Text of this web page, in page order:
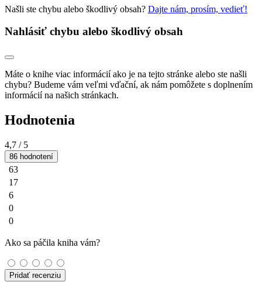
Našli ste chybu alebo škodlivý obsah? Dajte nám, prosím, vedieť!
Nahlásiť chybu alebo škodlivý obsah
Máte o knihe viac informácií ako je na tejto stránke alebo ste našli
chybu? Budeme vám veľmi vďační, ak nám pomôžete s doplnením
informácií na našich stránkach.
Hodnotenia
4,7 / 5
86 hodnotení
63
17
6
0
0
Ako sa páčila kniha vám?
Pridať recenziu